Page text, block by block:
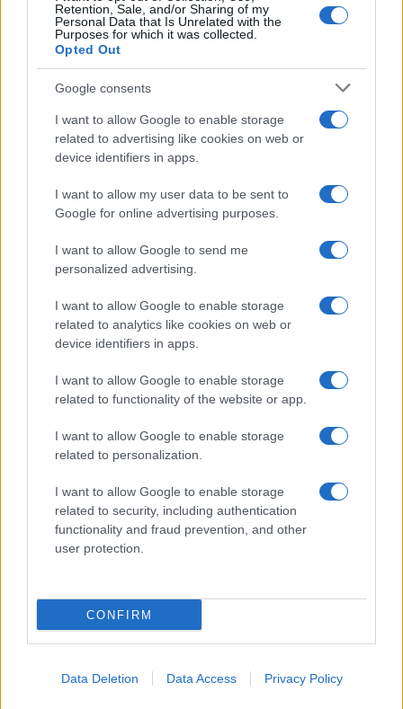
Retention, Sale, and/or Sharing of my
Personal Data that Is Unrelated with the
Purposes for which it was collected.
Opted Out
Google consents
I want to allow Google to enable storage
related to advertising like cookies on web or
device identifiers in apps.
I want to allow my user data to be sent to
Google for online advertising purposes.
I want to allow Google to send me
personalized advertising.
I want to allow Google to enable storage
related to analytics like cookies on web or
device identifiers in apps.
I want to allow Google to enable storage
related to functionality of the website or app.
I want to allow Google to enable storage
related to personalization.
I want to allow Google to enable storage
related to security, including authentication
functionality and fraud prevention, and other
user protection.
CONFIRM
Data Deletion Data Access Privacy Policy
10. Rendi il tuo spazio unico
Non ci sono limiti alla creatività quando si tratta di
valorizzare i soffitti alti. Con un po’ di attenzione ai
dettagli e l’uso di elementi architettonici, puoi
trasformare ogni ambiente in un luogo accogliente
e affascinante. Non lasciare che l’altezza diventi un
esprimere il tuo stile personale! Sei pronto a dare
una nuova vita alla tua casa?
AUTORE
Staff